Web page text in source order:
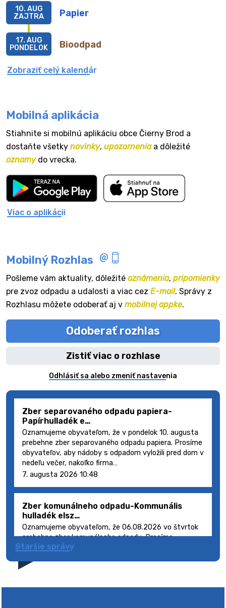
Papier
10. AUG
ZAJTRA
Bioodpad
17. AUG
PONDELOK
Zobraziť celý kalendár
Mobilná aplikácia
Stiahnite si mobilnú aplikáciu obce Čierny Brod a
dostaňte všetky novinky, upozorneniaa dôležité
oznamydo vrecka.
Viac o aplikácii
Mobilný Rozhlas
Pošleme vám aktuality, dôležité oznámenia, pripomienky
pre zvoz odpadu a udalosti a viac cez E-mail. Správy z
Rozhlasu môžete odoberať aj v mobilnej appke.
Odoberať rozhlas
Zistiť viac o rozhlase
Odhlásiť sa alebo zmeniť nastavenia
Zber separovaného odpadu papiera-
Papírhulladék e…
Oznamujeme obyvateľom, že v pondelok 10. augusta
prebehne zber separovaného odpadu papiera. Prosíme
obyvateľov, aby nádoby s odpadom vyložili pred dom v
nedeľu večer, nakoľko firma…
7. augusta 2026 10:48
Zber komunálneho odpadu-Kommunális
hulladék elsz…
Oznamujeme obyvateľom, že 06.08.2026 vo štvrtok
prebehne zber komunálneho odpadu. Prosíme
obyvateľov, aby smetné nádoby s odpadom vyložili
5. augusta 2026 08:41
Staršie správy